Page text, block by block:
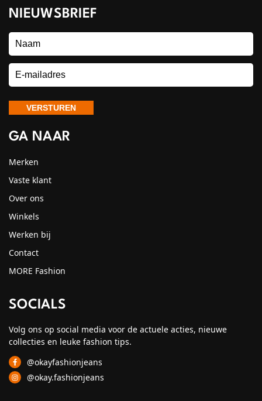
NIEUWSBRIEF
GA NAAR
Merken
Vaste klant
Over ons
Winkels
Werken bij
Contact
MORE Fashion
SOCIALS
Volg ons op social media voor de actuele acties, nieuwe
collecties en leuke fashion tips.
@okayfashionjeans
@okay.fashionjeans